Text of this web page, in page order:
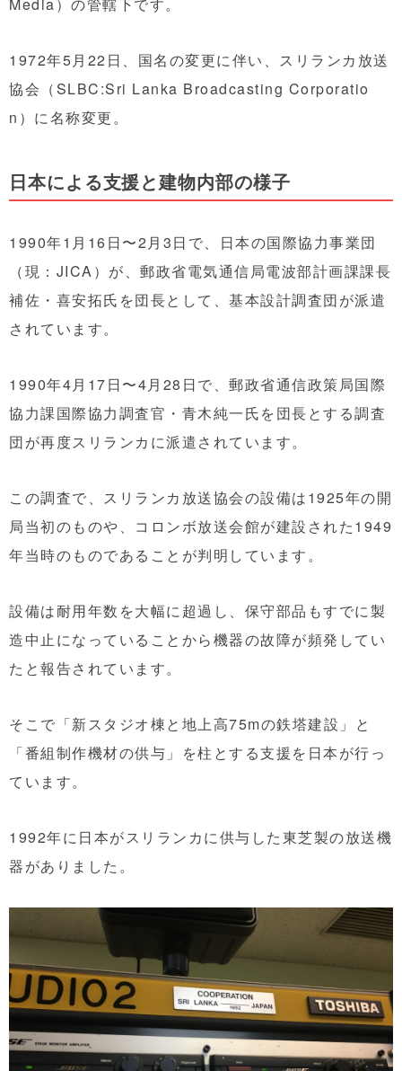
1972年5月22日、国名の変更に伴い、スリランカ放送
協会（SLBC:Sri Lanka Broadcasting Corporatio
n）に名称変更。
日本による支援と建物内部の様子
1990年1月16日〜2月3日で、日本の国際協力事業団
（現：JICA）が、郵政省電気通信局電波部計画課課長
補佐・喜安拓氏を団長として、基本設計調査団が派遣
されています。
1990年4月17日〜4月28日で、郵政省通信政策局国際
協力課国際協力調査官・青木純一氏を団長とする調査
団が再度スリランカに派遣されています。
この調査で、スリランカ放送協会の設備は1925年の開
局当初のものや、コロンボ放送会館が建設された1949
年当時のものであることが判明しています。
設備は耐用年数を大幅に超過し、保守部品もすでに製
造中止になっていることから機器の故障が頻発してい
たと報告されています。
そこで「新スタジオ棟と地上高75mの鉄塔建設」と
「番組制作機材の供与」を柱とする支援を日本が行っ
ています。
1992年に日本がスリランカに供与した東芝製の放送機
器がありました。